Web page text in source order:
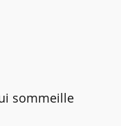
sommeille